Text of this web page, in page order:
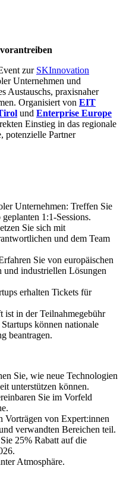
zur SKInnovation
Unternehmen und
Austauschs, praxisnaher
Organisiert von EIT
und Enterprise Europe
Einstieg in das regionale
potenzielle Partner
Unternehmen: Treffen Sie
1:1‑Sessions.
Sie sich mit
und dem Team
Sie von europäischen
und industriellen Lösungen
erhalten Tickets für
ist in der Teilnahmegebühr
können nationale
beantragen.
Sie, wie neue Technologien
unterstützen können.
Sie im Vorfeld
Vorträgen von Expert:innen
verwandten Bereichen teil.
25% Rabatt auf die
Atmosphäre.